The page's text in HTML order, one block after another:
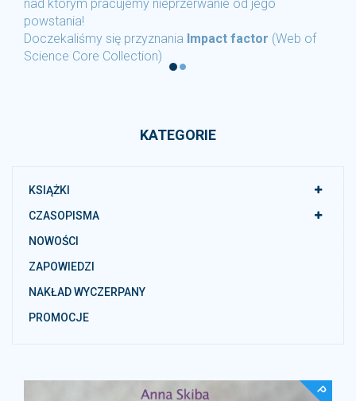
nad którym pracujemy nieprzerwanie od jego
powstania!
Doczekaliśmy się przyznania Impact factor (Web of
Science Core Collection)
KATEGORIE
KSIĄŻKI
CZASOPISMA
NOWOŚCI
ZAPOWIEDZI
NAKŁAD WYCZERPANY
PROMOCJE